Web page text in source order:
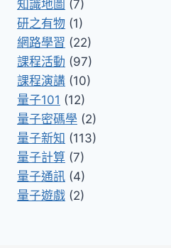
知識地圖 (7)
研之有物 (1)
網路學習 (22)
課程活動 (97)
課程演講 (10)
量子101 (12)
量子密碼學 (2)
量子新知 (113)
量子計算 (7)
量子通訊 (4)
量子遊戲 (2)